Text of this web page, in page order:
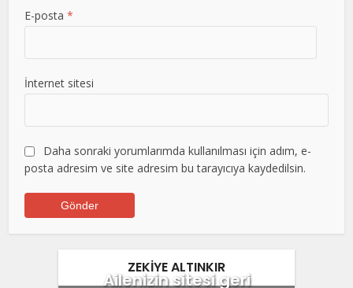
E-posta*
İnternet sitesi
Daha sonraki yorumlarımda kullanılması için adım, e-
posta adresim ve site adresim bu tarayıcıya kaydedilsin.
ZEKİYE ALTINKIR
Ailenizin sitesi geri